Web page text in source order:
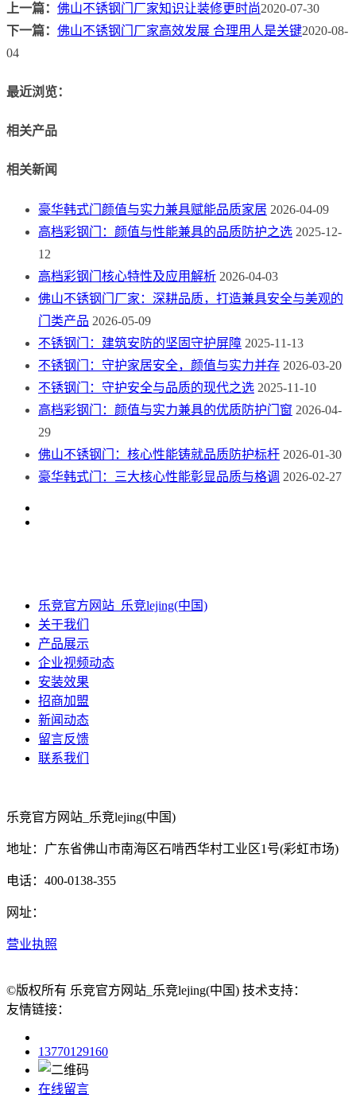
上一篇： 佛山不锈钢门厂家知识让装修更时尚2020-07-30
下一篇： 佛山不锈钢门厂家高效发展 合理用人是关键2020-08-
04
最近浏览：
相关产品
相关新闻
豪华韩式门颜值与实力兼具赋能品质家居 2026-04-09
高档彩钢门：颜值与性能兼具的品质防护之选 2025-12-
12
高档彩钢门核心特性及应用解析 2026-04-03
佛山不锈钢门厂家：深耕品质，打造兼具安全与美观的
门类产品 2026-05-09
不锈钢门：建筑安防的坚固守护屏障 2025-11-13
不锈钢门：守护家居安全，颜值与实力并存 2026-03-20
不锈钢门：守护安全与品质的现代之选 2025-11-10
高档彩钢门：颜值与实力兼具的优质防护门窗 2026-04-
29
佛山不锈钢门：核心性能铸就品质防护标杆 2026-01-30
豪华韩式门：三大核心性能彰显品质与格调 2026-02-27
乐竞官方网站_乐竞lejing(中国)
关于我们
产品展示
企业视频动态
安装效果
招商加盟
新闻动态
留言反馈
联系我们
乐竞官方网站_乐竞lejing(中国)
地址：广东省佛山市南海区石啃西华村工业区1号(彩虹市场)
电话：400-0138-355
网址：
营业执照
©版权所有 乐竞官方网站_乐竞lejing(中国) 技术支持：
友情链接：
13770129160
在线留言